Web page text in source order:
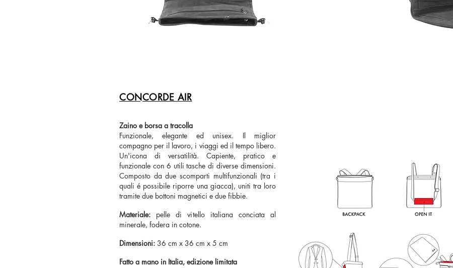
CONCORDE AIR
Zaino e borsa a tracolla
Funzionale, elegante ed unisex. Il miglior
compagno per il lavoro, i viaggi ed il tempo libero.
Un'icona di versatilità. Capiente, pratico e
funzionale con 6 utili tasche di diverse dimensioni.
Composto da due scomparti multifunzionali (tra i
quali é possibile riporre una giacca), uniti tra loro
tramite due bottoni magnetici e due fibbie.
Materiale: pelle di vitello italiana conciata al
minerale, fodera in cotone.
Dimensioni: 36 cm x 36 cm x 5 cm
Fatto a mano in Italia, edizione limitata